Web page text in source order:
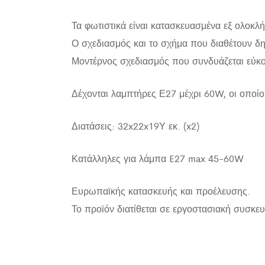
Τα φωτιστικά είναι κατασκευασμένα εξ
Ο σχεδιασμός και το σχήμα που διαθέτουν
Μοντέρνος σχεδιασμός που συνδυάζεται
Δέχονται λαμπτήρες Ε27 μέχρι 60W, οι
Διατάσεις: 32x22x19Υ εκ. (x2)
Κατάλληλες για λάμπα E27 max 45-60W
Ευρωπαϊκής κατασκευής και προέλευσης.
Το προϊόν διατίθεται σε εργοστασιακή